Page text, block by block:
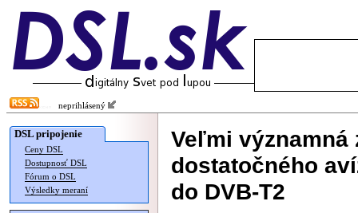
neprihlásený
DSL pripojenie
Ceny DSL
Dostupnosť DSL
Fórum o DSL
Výsledky meraní
Veľmi významná
dostatočného
do DVB-T2